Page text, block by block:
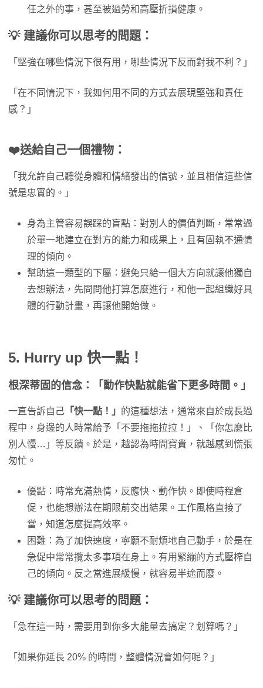
任之外的事，甚至被過勞和高壓折損健康。
💡 建議你可以思考的問題：
「堅強在哪些情況下很有用，哪些情況下反而對我不利？」
「在不同情況下，我如何用不同的方式去展現堅強和責任
感？」
❤️送給自己一個禮物：
「我允許自己聽從身體和情緒發出的信號，並且相信這些信
號是忠實的。」
身為主管容易誤踩的盲點：對別人的價值判斷，常常過
於單一地建立在對方的能力和成果上，且有固執不通情
理的傾向。
幫助這一類型的下屬：避免只給一個大方向就讓他獨自
去想辦法，先問問他打算怎麼進行，和他一起組織好具
體的行動計畫，再讓他開始做。
5. Hurry up 快一點！
根深蒂固的信念：「動作快點就能省下更多時間。」
一直告訴自己 「快一點！」 的這種想法，通常來自於成長過
程中，身邊的人時常給予「不要拖拖拉拉！」、「你怎麼比
別人慢…」等反饋。於是，越認為時間寶貴，就越感到慌張
匆忙。
優點：時常充滿熱情，反應快、動作快。即使時程倉
促，也能想辦法在期限前交出結果。工作風格直接了
當，知道怎麼提高效率。
困難：為了加快速度，寧願不耐煩地自己動手，於是在
急促中常常攬太多事項在身上。有用緊繃的方式壓榨自
己的傾向。反之當進展緩慢，就容易半途而廢。
💡 建議你可以思考的問題：
「急在這一時，需要用到你多大能量去搞定？划算嗎？」
「如果你延長 20% 的時間，整體情況會如何呢？」